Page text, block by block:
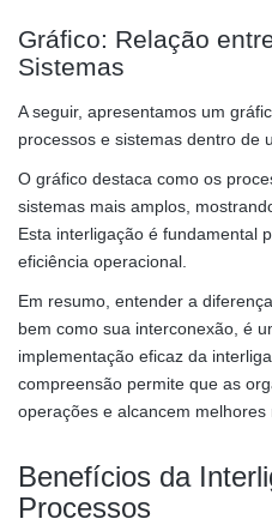
Gráfico: Relação
Sistemas
A seguir, apresentamos um
processos e sistemas dentro de
O gráfico destaca como os
sistemas mais amplos,
Esta interligação é fundamental
eficiência operacional.
Em resumo, entender a
bem como sua interconexão, é
implementação eficaz da
compreensão permite que as
operações e alcancem melhores
Benefícios da
Processos